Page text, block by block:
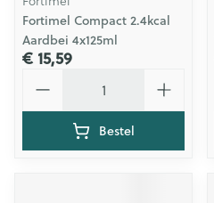
Fortimel Compact 2.4kcal
Aardbei 4x125ml
€ 15,59
Bestel